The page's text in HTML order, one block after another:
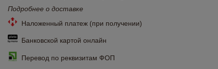
Подробнее о доставке
Наложенный платеж (при получении)
Банковской картой онлайн
Перевод по реквизитам ФОП